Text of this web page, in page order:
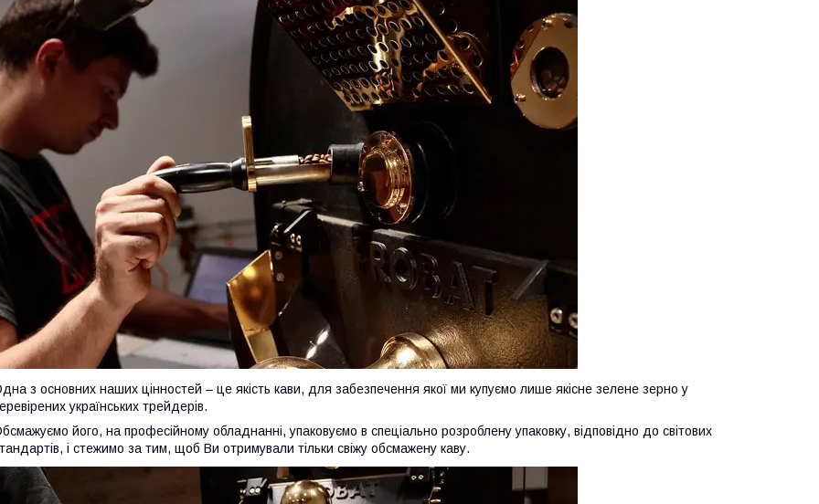
з основних наших цінностей – це якість кави, для забезпечення якої ми купуємо лише якісне зелене зерно у
українських трейдерів.
його, на професійному обладнанні, упаковуємо в спеціально розроблену упаковку, відповідно до світових
і стежимо за тим, щоб Ви отримували тільки свіжу обсмажену каву.